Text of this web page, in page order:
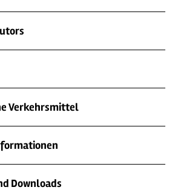
Verkehrsmittel
Downloads